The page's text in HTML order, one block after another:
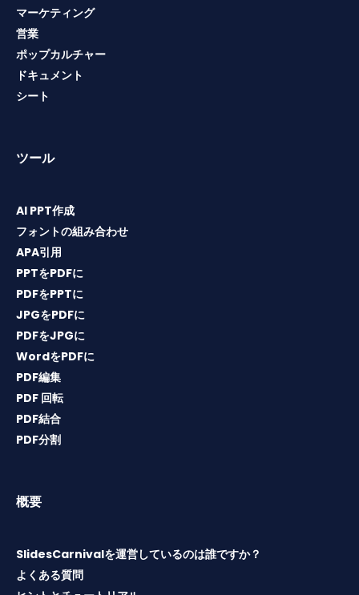
マーケティング
営業
ポップカルチャー
ドキュメント
シート
ツール
AI PPT作成
フォントの組み合わせ
APA引用
PPTをPDFに
PDFをPPTに
JPGをPDFに
PDFをJPGに
WordをPDFに
PDF編集
PDF 回転
PDF結合
PDF分割
概要
SlidesCarnivalを運営しているのは誰ですか？
よくある質問